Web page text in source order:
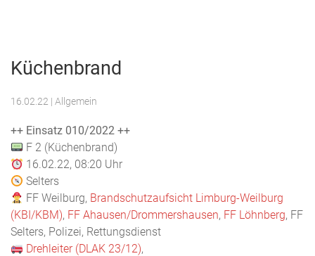
Küchenbrand
16.02.22 | Allgemein
++ Einsatz 010/2022 ++
F 2 (Küchenbrand)
16.02.22, 08:20 Uhr
Selters
FF Weilburg, Brandschutzaufsicht Limburg-Weilburg
(KBI/KBM), FF Ahausen/Drommershausen, FF Löhnberg, FF
Selters, Polizei, Rettungsdienst
Drehleiter (DLAK 23/12),